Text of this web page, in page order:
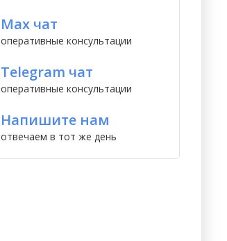
Max чат
оперативные консультации
Telegram чат
оперативные консультации
Напишите нам
отвечаем в тот же день